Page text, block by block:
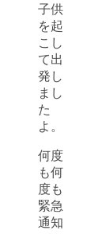
子供
を起
こし
て出
発し
まし
た
よ。
何度
も何
度も
緊急
通知